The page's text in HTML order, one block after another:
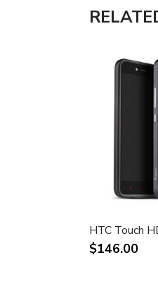
HTC Touch
$146.00